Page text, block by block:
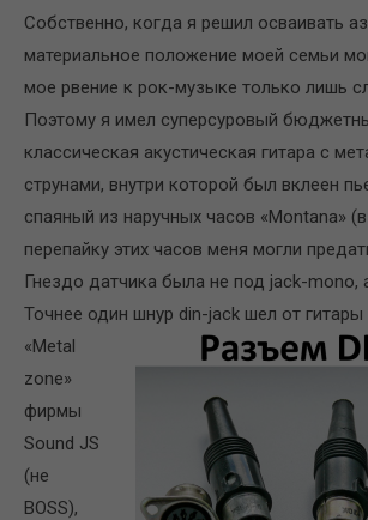
Собственно, когда я решил осваивать
материальное положение моей семьи
мое рвение к рок-музыке только лишь
Поэтому я имел суперсуровый
классическая акустическая гитара с
струнами, внутри которой был вклеен
спаяный из наручных часов «Montana»
перепайку этих часов меня могли
Гнездо датчика была не под jack-mono,
Точнее один шнур din-jack шел от
«Metal
zone»
фирмы
Sound JS
(не
BOSS),